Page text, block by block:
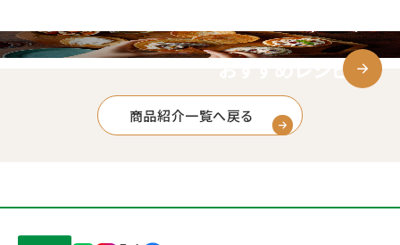
おすすめレシピ
商品紹介一覧へ戻る